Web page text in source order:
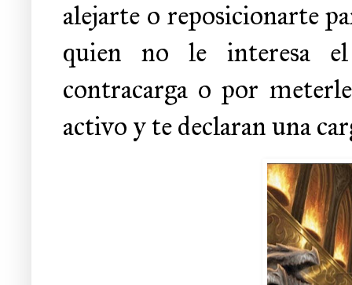
alejarte o reposicionarte
quien no le interesa
contracarga o por
activo y te declaran una